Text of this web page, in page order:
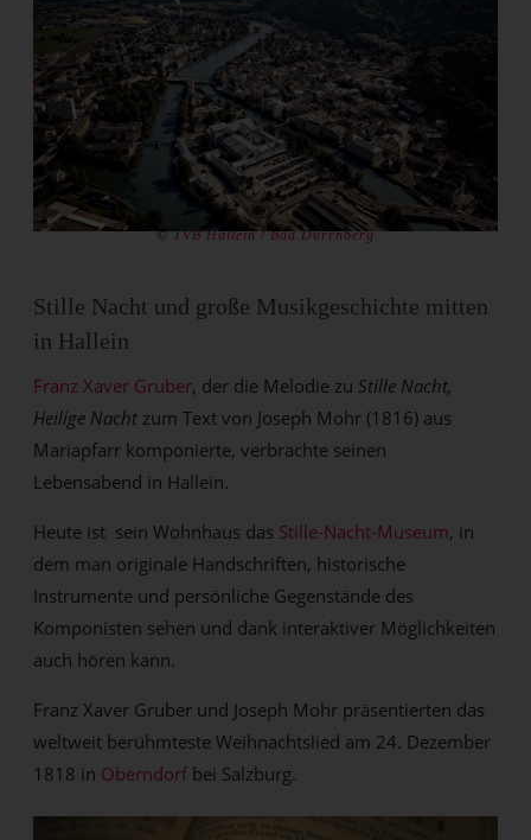
©TVB Hallein / Bad Dürrnberg
Stille Nacht und große Musikgeschichte mitten
in Hallein
Franz Xaver Gruber, der die Melodie zu Stille Nacht,
Heilige Nacht zum Text von Joseph Mohr (1816) aus
Mariapfarr komponierte, verbrachte seinen
Lebensabend in Hallein.
Heute ist sein Wohnhaus das Stille-Nacht-Museum, in
dem man originale Handschriften, historische
Instrumente und persönliche Gegenstände des
Komponisten sehen und dank interaktiver Möglichkeiten
auch hören kann.
Franz Xaver Gruber und Joseph Mohr präsentierten das
weltweit berühmteste Weihnachtslied am 24. Dezember
1818 in Oberndorfbei Salzburg.